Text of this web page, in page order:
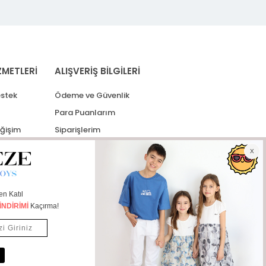
ALIŞVERİŞ BİLGİLERİ
Ödeme ve Güvenlik
Para Puanlarım
Siparişlerim